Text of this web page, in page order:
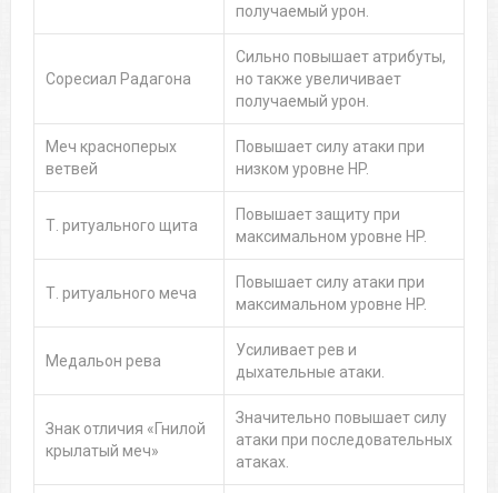
получаемый урон.
Соресиал Радагона
Сильно повышает атрибуты,
но также увеличивает
получаемый урон.
Меч красноперых
ветвей
Повышает силу атаки при
низком уровне HP.
Т. ритуального щита
Повышает защиту при
максимальном уровне HP.
Т. ритуального меча
Повышает силу атаки при
максимальном уровне HP.
Медальон рева
Усиливает рев и
дыхательные атаки.
Знак отличия «Гнилой
крылатый меч»
Значительно повышает силу
атаки при последовательных
атаках.